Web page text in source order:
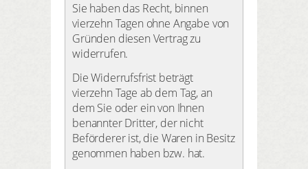
Sie haben das Recht, binnen
vierzehn Tagen ohne Angabe von
Gründen diesen Vertrag zu
widerrufen.
Die Widerrufsfrist beträgt
vierzehn Tage ab dem Tag, an
dem Sie oder ein von Ihnen
benannter Dritter, der nicht
Beförderer ist, die Waren in Besitz
genommen haben bzw. hat.